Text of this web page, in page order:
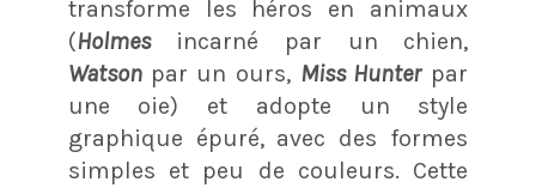
transforme les héros en animaux
(Holmesincarné par un chien,
Watson par un ours, Miss Hunterpar
une oie) et adopte un style
graphique épuré, avec des formes
simples et peu de couleurs. Cette